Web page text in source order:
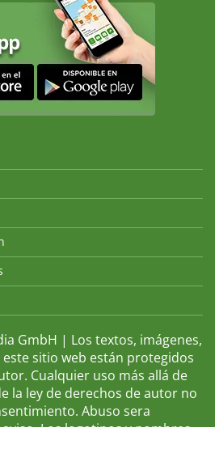
GmbH | Los textos, imágenes,
sitio web están protegidos
Cualquier uso más allá de
la ley de derechos de autor no
Abuso sera
Los logotipos y nombres